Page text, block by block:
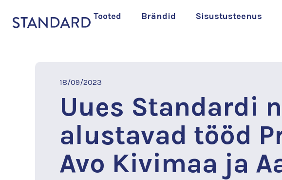
Tooted Brändid Sisustusteenus
18/09/2023
Uues Standardi
alustavad tööd
Avo Kivimaa ja